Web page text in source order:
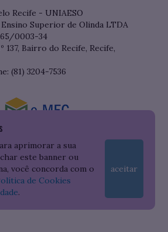
aprimorar a sua
este banner ou
você concorda com o
de Cookies
.
aceitar
Recife - UNIAESO
Ensino Superior de Olinda LTDA
0003-34
137, Bairro do Recife, Recife,
(81) 3204-7536
da Instituição no Sistema do e-MEC